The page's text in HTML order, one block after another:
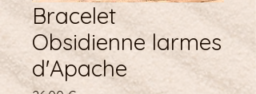
Bracelet
Obsidienne larmes
d'Apache